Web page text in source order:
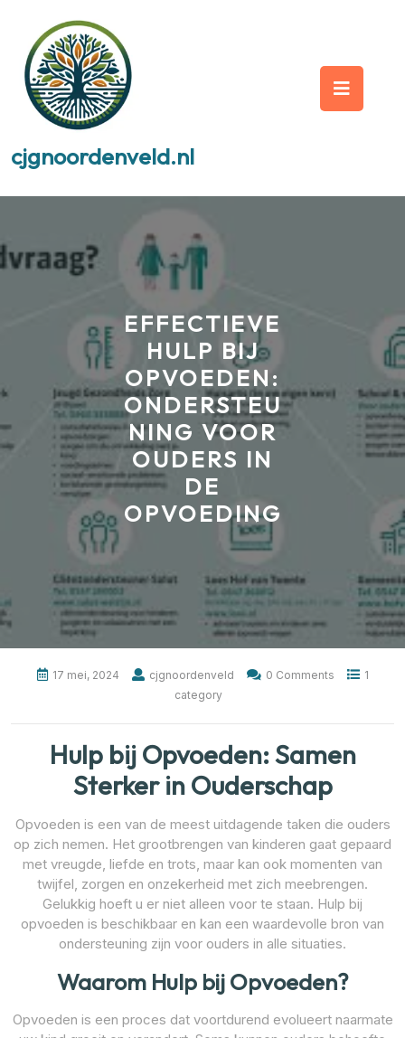
content
cjgnoordenveld.nl
EFFECTIEVE
HULP BIJ
OPVOEDEN:
ONDERSTEU
NING VOOR
OUDERS IN
DE
OPVOEDING
17 mei, 2024 cjgnoordenveld 0 Comments
1
category
Hulp bij Opvoeden: Samen
Sterker in Ouderschap
Opvoeden is een van de meest uitdagende taken die ouders
op zich nemen. Het grootbrengen van kinderen gaat gepaard
met vreugde, liefde en trots, maar kan ook momenten van
twijfel, zorgen en onzekerheid met zich meebrengen.
Gelukkig hoeft u er niet alleen voor te staan. Hulp bij
opvoeden is beschikbaar en kan een waardevolle bron van
ondersteuning zijn voor ouders in alle situaties.
Waarom Hulp bij Opvoeden?
Opvoeden is een proces dat voortdurend evolueert naarmate